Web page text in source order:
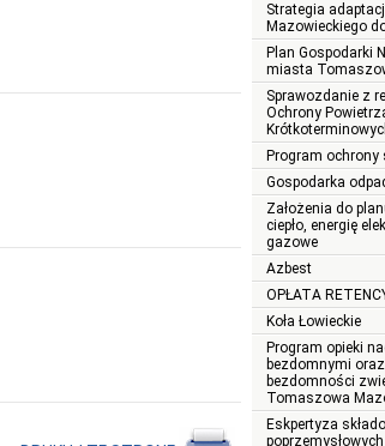
Strategia
Mazowieckiego
Plan Gospodarki
miasta
Sprawozdanie z
Ochrony
Program ochrony
Gospodarka
Założenia do
ciepło, energię
gazowe
Azbest
OPŁATA
Koła Łowieckie
Program opieki
bezdomnymi
bezdomności
Tomaszowa
Eskpertyza